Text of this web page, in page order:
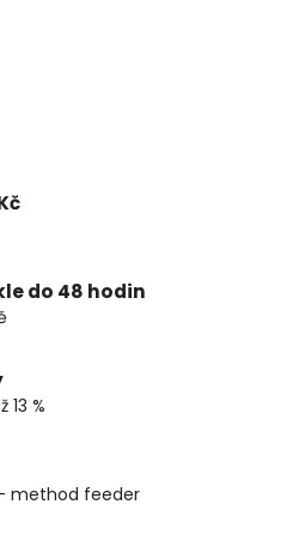
do 48 hodin
13 %
method feeder